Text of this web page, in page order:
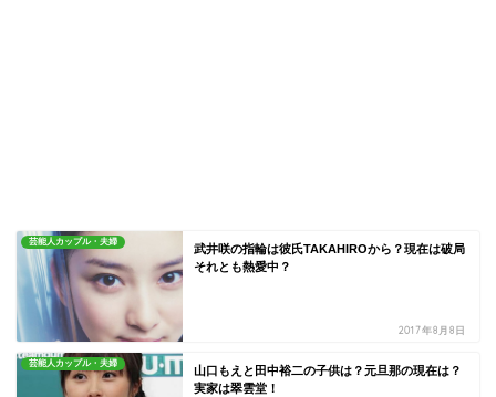
芸能人カップル・夫婦
武井咲の指輪は彼氏TAKAHIROから？現在は破局
それとも熱愛中？
2017年8月8日
芸能人カップル・夫婦
山口もえと田中裕二の子供は？元旦那の現在は？
実家は翠雲堂！